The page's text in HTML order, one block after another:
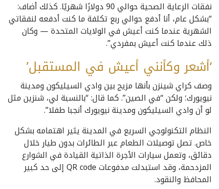
نفقات الرعاية الصحية حوالي 90 دولارًا شهريًا. كذلك أضاف:
“بشكل عام، أنا أدفع حوالي ربع تكلفة ما كنت أدفعه لنفقاتي
الشهرية عندما كنت أعيش في الولايات المتحدة — وكان
ذلك عندما كنت أعيش بمفردي”.
‘أشعر وكأنني أعيش في المستقبل’
وصف كراي شينزن بأنها مزيج بين وادي السيليكون ومدينة
نيويورك؛ ولكن “في الصين”. كما قال: “بالنسبة لي، شنزين مثل
لو أن وادي السيليكون ومدينة نيويورك أنجبا طفلا”.
النظام التكنولوجي السريع في المدينة يثير اهتمامه بشكل
خاص. تصل توصيلات الطعام عبر الطائرات بدون طيار خلال
دقائق، وتعمل سيارات الأجرة الذاتية القيادة في الشوارع
المزدحمة، وقد استبدلت مدفوعات QR code إلى حد كبير
المحافظ والنقود.